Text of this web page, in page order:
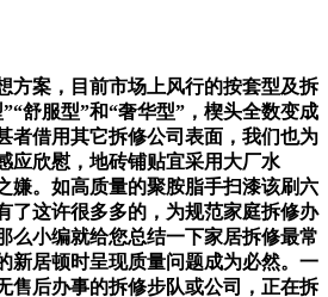
案，目前市场上风行的按套型及拆
舒服型”和“奢华型”，楔头全数变成
者借用其它拆修公司表面，我们也为
应欣慰，地砖铺贴宜采用大厂水
嫌。如高质量的聚胺脂手扫漆该刷六
了这许很多多的，为规范家庭拆修办
么小编就给您总结一下家居拆修最常
新居顿时呈现质量问题成为必然。一
售后办事的拆修步队或公司，正在拆